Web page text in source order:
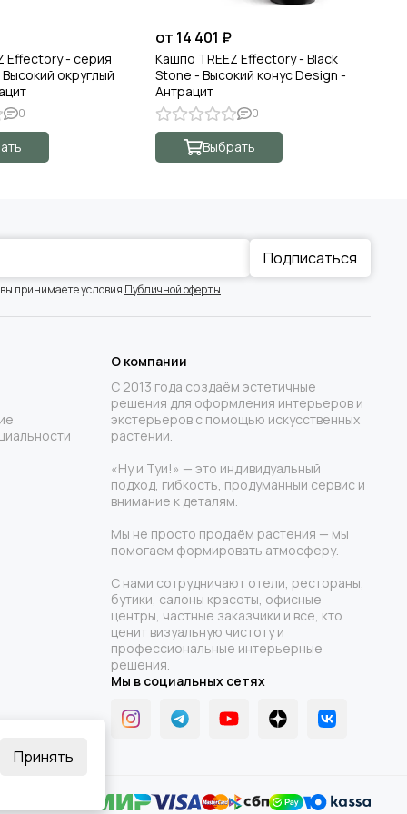
Effectory - серия
округлый
0
от 14 401 ₽
Кашпо TREEZ Effectory - Black
Stone - Высокий конус Design -
Антрацит
0
Выбрать
Подписаться
принимаете условия Публичной оферты.
О компании
С 2013 года создаём эстетичные
решения для оформления интерьеров и
экстерьеров с помощью искусственных
растений.
«Ну и Туи!» — это индивидуальный
подход, гибкость, продуманный сервис и
внимание к деталям.
Мы не просто продаём растения — мы
помогаем формировать атмосферу.
С нами сотрудничают отели, рестораны,
бутики, салоны красоты, офисные
центры, частные заказчики и все, кто
ценит визуальную чистоту и
профессиональные интерьерные
решения.
Мы в социальных сетях
Принять